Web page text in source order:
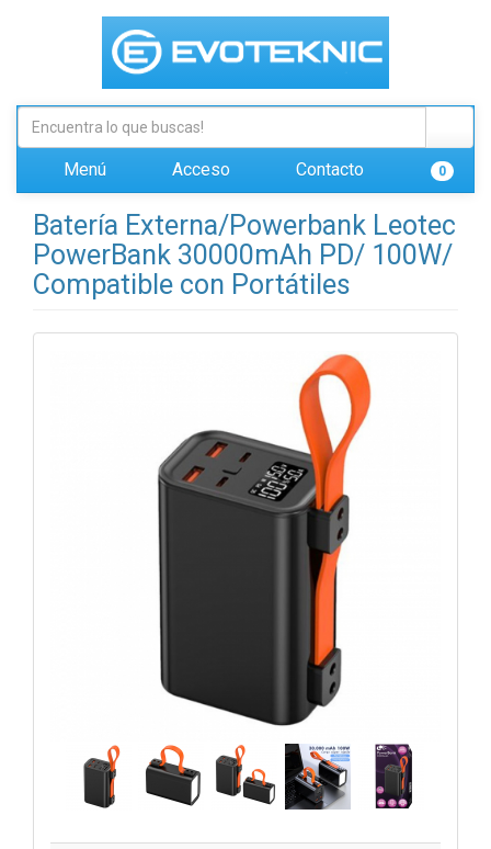
Menú Acceso Contacto 0
Batería Externa/Powerbank Leotec
PowerBank 30000mAh PD/ 100W/
Compatible con Portátiles